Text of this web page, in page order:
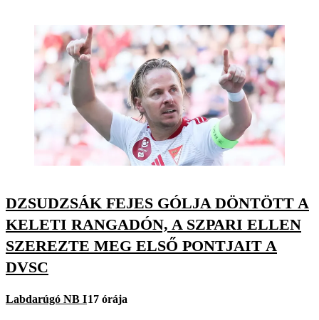
DZSUDZSÁK FEJES GÓLJA DÖNTÖTT A
KELETI RANGADÓN, A SZPARI ELLEN
SZEREZTE MEG ELSŐ PONTJAIT A
DVSC
Labdarúgó NB I17 órája